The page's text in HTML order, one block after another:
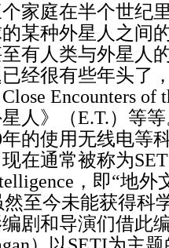
家庭在半个世纪
某种外星人之间
有人类与外星人
经很有些年头了
Encounters of
人》（E.T.）等
使用无线电等
在通常被称为
，即“地外
至今未能获得科
剧和导演们借此